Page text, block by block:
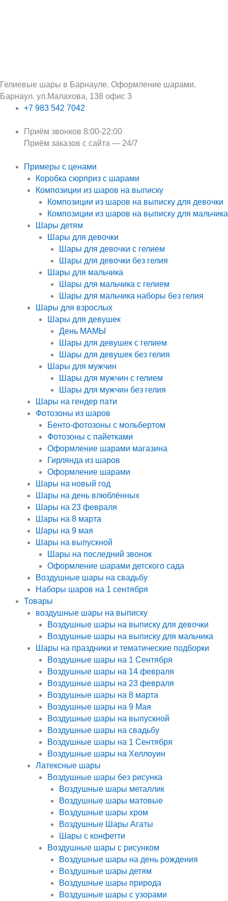
Гелиевые шары в Барнауле. Оформление шарами.
Барнаул. ул.Малахова, 138 офис 3
+7 983 542 7042
Приём звонков 8:00-22:00
Приём заказов с сайта — 24/7
Примеры с ценами
Коробка сюрприз с шарами
Композиции из шаров на выписку
Композиции из шаров на выписку для девочки
Композиции из шаров на выписку для мальчика
Шары детям
Шары для девочки
Шары для девочки с гелием
Шары для девочки без гелия
Шары для мальчика
Шары для мальчика с гелием
Шары для мальчика наборы без гелия
Шары для взрослых
Шары для девушек
День МАМЫ
Шары для девушек с гелием
Шары для девушек без гелия
Шары для мужчин
Шары для мужчин с гелием
Шары для мужчин без гелия
Шары на гендер пати
Фотозоны из шаров
Бенто-фотозоны с мольбертом
Фотозоны с пайетками
Оформление шарами магазина
Гирлянда из шаров
Оформление шарами
Шары на новый год
Шары на день влюблённых
Шары на 23 февраля
Шары на 8 марта
Шары на 9 мая
Шары на выпускной
Шары на последний звонок
Оформление шарами детского сада
Воздушные шары на свадьбу
Наборы шаров на 1 сентября
Товары
воздушные шары на выписку
Воздушные шары на выписку для девочки
Воздушные шары на выписку для мальчика
Шары на праздники и тематические подборки
Воздушные шары на 1 Сентября
Воздушные шары на 14 февраля
Воздушные шары на 23 февраля
Воздушные шары на 8 марта
Воздушные шары на 9 Мая
Воздушные шары на выпускной
Воздушные шары на свадьбу
Воздушные шары на 1 Сентября
Воздушные шары на Хеллоуин
Латексные шары
Воздушные шары без рисунка
Воздушные шары металлик
Воздушные шары матовые
Воздушные шары хром
Воздушные Шары Агаты
Шары с конфетти
Воздушные шары с рисунком
Воздушные шары на день рождения
Воздушные шары детям
Воздушные шары природа
Воздушные шары с узорами